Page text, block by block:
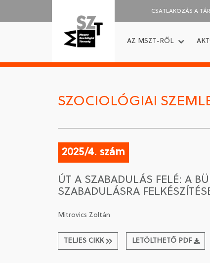
CSATLAKOZÁS A
AZ MSZT-RŐL
SZOCIOLÓGIAI
2025/4. szám
ÚT A SZABADULÁS FELÉ: A
SZABADULÁSRA
Mitrovics Zoltán
TELJES CIKK LETÖLTHETŐ PDF